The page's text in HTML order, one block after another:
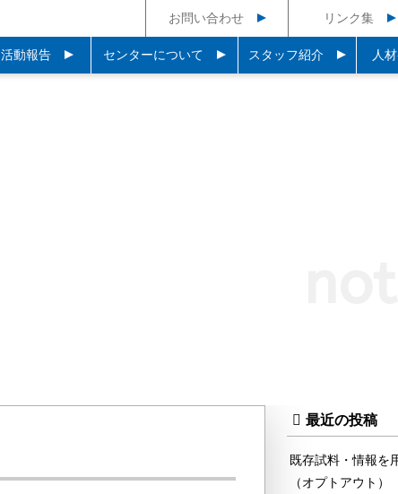
お問い合わせ リンク集
活動報告 センターについて スタッフ紹介 人
最近の投稿
既存試料・情報を
（オプトアウト）